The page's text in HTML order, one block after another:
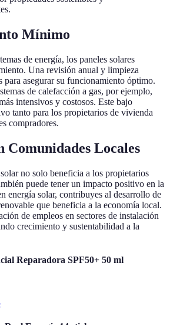
Mínimo
de energía, los paneles solares
Una revisión anual y limpieza
para asegurar su funcionamiento óptimo.
de calefacción a gas, por ejemplo,
intensivos y costosos. Este bajo
tanto para los propietarios de vivienda
compradores.
Comunidades Locales
no solo beneficia a los propietarios
puede tener un impacto positivo en la
energía solar, contribuyes al desarrollo de
que beneficia a la economía local.
de empleos en sectores de instalación
crecimiento y sustentabilidad a la
Reparadora SPF50+ 50 ml